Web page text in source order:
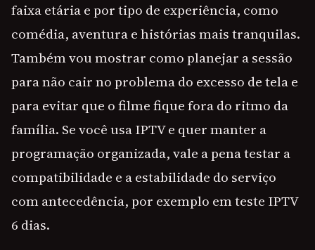
faixa etária e por tipo de experiência, como
comédia, aventura e histórias mais tranquilas.
Também vou mostrar como planejar a sessão
para não cair no problema do excesso de tela e
para evitar que o filme fique fora do ritmo da
família. Se você usa IPTV e quer manter a
programação organizada, vale a pena testar a
compatibilidade e a estabilidade do serviço
com antecedência, por exemplo em teste IPTV
6 dias.